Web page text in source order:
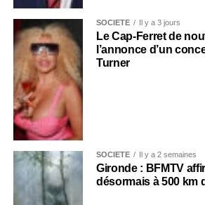
SOCIÉTÉ Il y a 3 jours
Le Cap-Ferret de
l’annonce d’un
Turner
SOCIÉTÉ Il y a 2 semaines
Gironde : BFMTV
désormais à 500 km